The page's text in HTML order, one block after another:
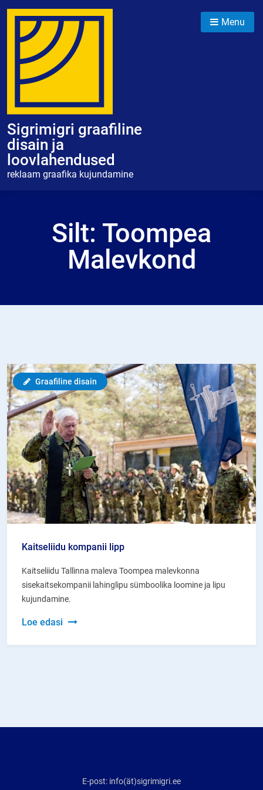
Skip
content
Sigrimigri graafiline
disain ja
loovlahendused
reklaam graafika kujundamine
Menu
Silt: Toompea
Malevkond
Graafiline disain
Kaitseliidu kompanii lipp
Kaitseliidu Tallinna maleva Toompea malevkonna
sisekaitsekompanii lahinglipu sümboolika loomine ja lipu
kujundamine.
Loe edasi
Kaitseliidu
E-post: info(ät)sigrimigri.ee